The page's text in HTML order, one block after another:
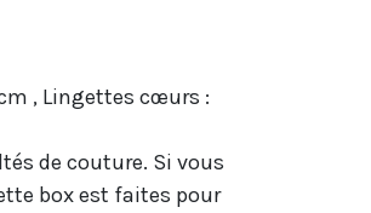
, Lingettes cœurs :
de couture. Si vous
box est faites pour